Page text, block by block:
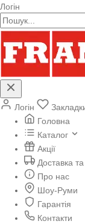
Логін
Логін
Головна
Каталог
Акції
Доставка
Про нас
Шоу-Руми
Гарантія
Контакти